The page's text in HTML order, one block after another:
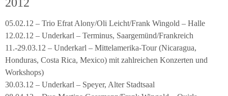
05.02.12 – Trio Efrat Alony/Oli Leicht/Frank Wingold – Halle
12.02.12 – Underkarl – Terminus, Saargemünd/Frankreich
11.-29.03.12 – Underkarl – Mittelamerika-Tour (Nicaragua,
Honduras, Costa Rica, Mexico) mit zahlreichen Konzerten und
Workshops)
30.03.12 – Underkarl – Speyer, Alter Stadtsaal